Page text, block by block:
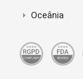
Oceânia